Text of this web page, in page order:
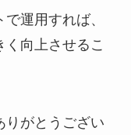
運用すれば、
向上させるこ
りがとうござい